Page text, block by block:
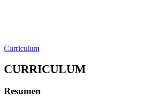
Curriculum
CURRICULUM
Resumen